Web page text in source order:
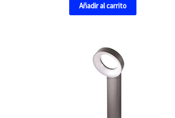
Añadir al carrito